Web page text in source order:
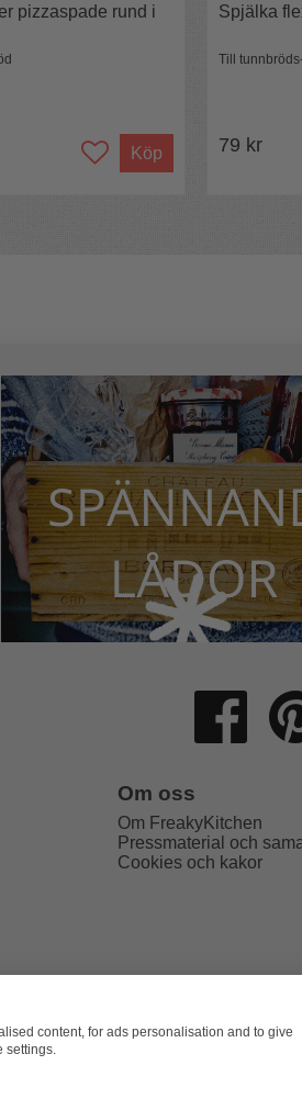
pizzaspade rund i
Köp
Spjälka
Till
79 kr
Om oss
Om FreakyKitchen
Pressmaterial och
Cookies och kakor
hello@freakykitchen.se Telefon:
content, for ads personalisation and to give
settings.